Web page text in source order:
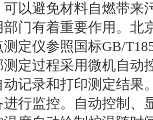
可以避免材料自燃带来
部门有着重要作用。北
测定仪参照国标GB/
测定过程采用微机自动
动记录和打印测定结果
行监控。自动控制、